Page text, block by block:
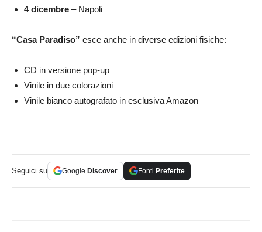
4 dicembre – Napoli
“Casa Paradiso” esce anche in diverse edizioni fisiche:
CD in versione pop-up
Vinile in due colorazioni
Vinile bianco autografato in esclusiva Amazon
Seguici su Google Discover Fonti Preferite